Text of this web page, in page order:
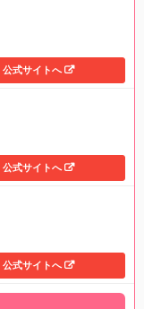
公式サイトへ
公式サイトへ
公式サイトへ